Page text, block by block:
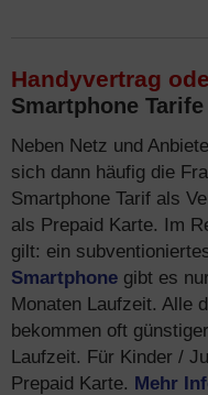
Handyvertrag
Smartphone
Neben Netz und
sich dann häufig die
Smartphone Tarif als
als Prepaid Karte. Im
gilt: ein
Smartphone gibt es
Monaten Laufzeit. Alle
bekommen oft
Laufzeit. Für Kinder /
Prepaid Karte. Mehr